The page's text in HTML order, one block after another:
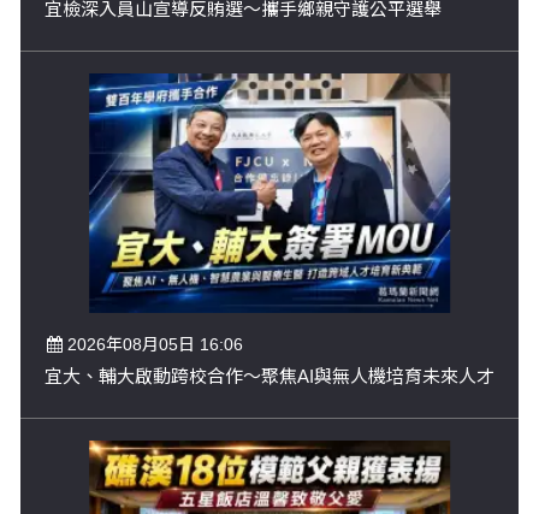
宜檢深入員山宣導反賄選～攜手鄉親守護公平選舉
2026年08月05日 16:06
宜大、輔大啟動跨校合作～聚焦AI與無人機培育未來人才